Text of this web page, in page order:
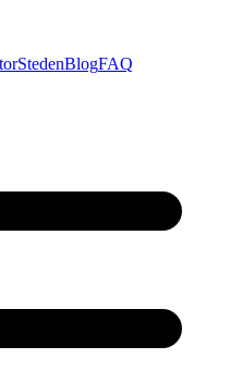
StedenBlogFAQ